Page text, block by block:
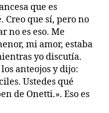
que es
Creo que sí, pero no
no es eso. Me
mi amor, estaba
yo discutía.
anteojos y dijo:
Ustedes qué
de Onetti.». Eso es